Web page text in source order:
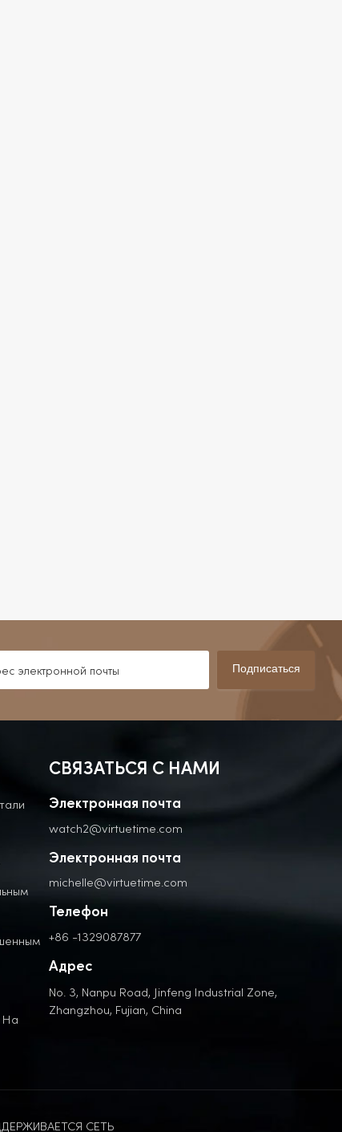
Подписаться
На
СВЯЗАТЬСЯ С НАМИ
Электронная почта
watch2@virtuetime.com
Электронная почта
michelle@virtuetime.com
Телефон
+86 -1329087877
Адрес
No. 3, Nanpu Road, Jinfeng Industrial Zone,
Zhangzhou, Fujian, China
СЕТЬ